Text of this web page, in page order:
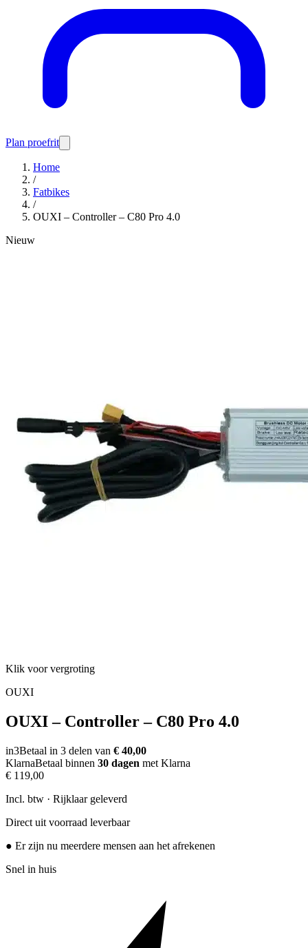
Plan proefrit
Home
/
Fatbikes
/
OUXI – Controller – C80 Pro 4.0
Nieuw
Klik voor vergroting
OUXI
OUXI – Controller – C80 Pro 4.0
in3Betaal in 3 delen van € 40,00
KlarnaBetaal binnen 30 dagen met Klarna
€ 119,00
Incl. btw · Rijklaar geleverd
Direct uit voorraad leverbaar
● Er zijn nu meerdere mensen aan het afrekenen
Snel in huis